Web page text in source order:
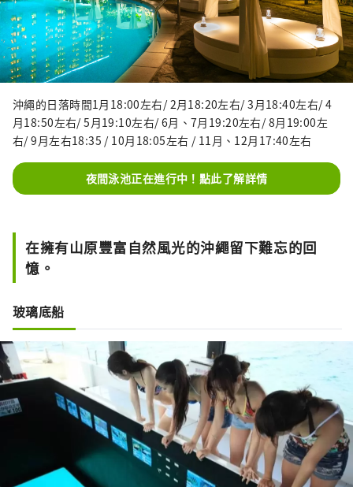
沖繩的日落時間1月18:00左右/ 2月18:20左右/ 3月18:40左右/ 4
月18:50左右/ 5月19:10左右/ 6月、7月19:20左右/ 8月19:00左
右/ 9月左右18:35 / 10月18:05左右 / 11月、12月17:40左右
夜間泳池正在進行中！點此了解詳情
在擁有山原豐富自然風光的沖繩留下難忘的回
憶。
玻璃底船